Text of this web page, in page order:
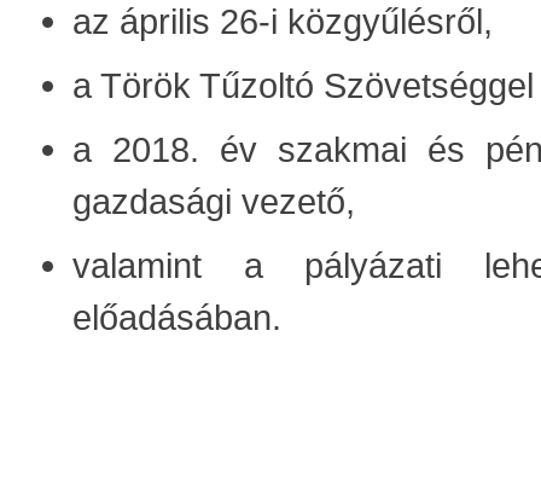
az április 26-i közgyűlésről,
a Török Tűzoltó
a 2018. év szakmai és
gazdasági vezető,
valamint a pályázati
előadásában.